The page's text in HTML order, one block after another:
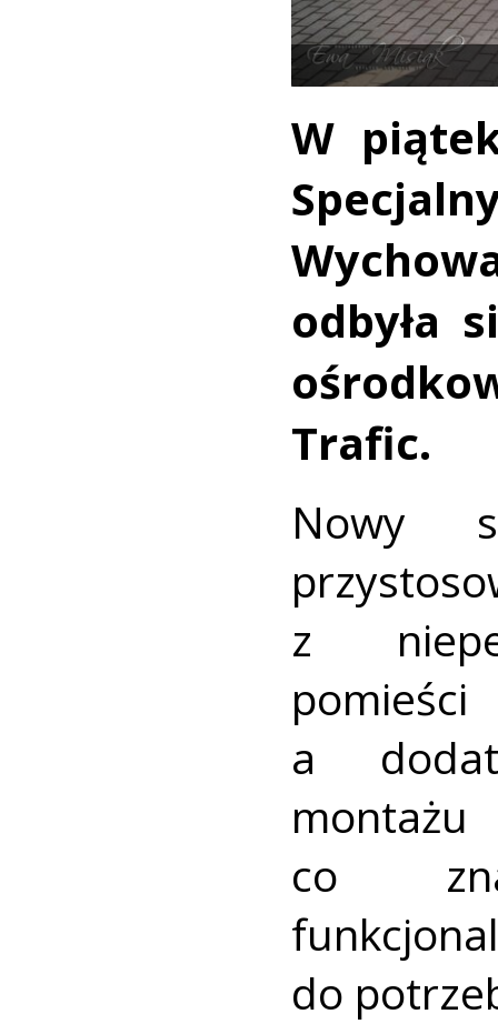
W
odbyła
Trafic.
Nowy
z
a
co
do